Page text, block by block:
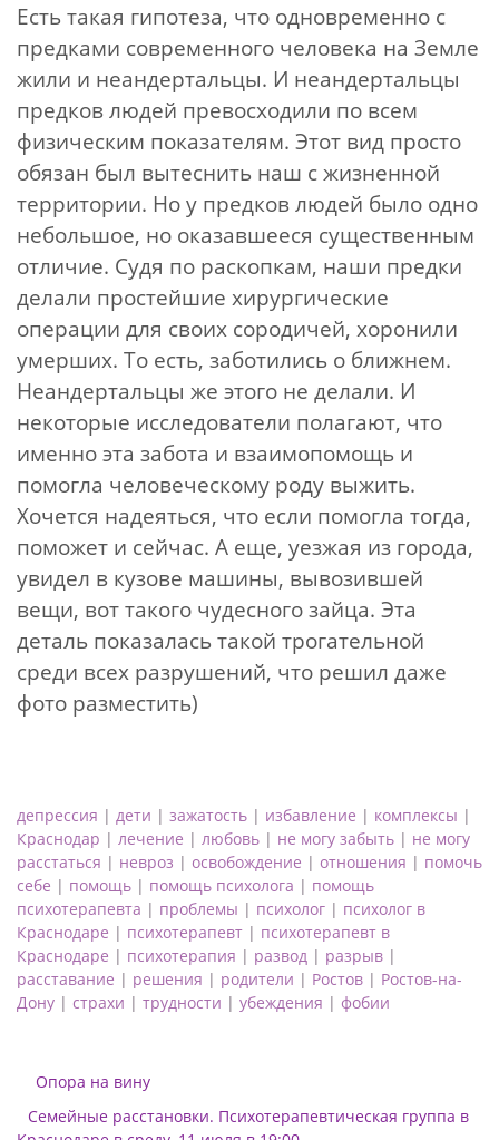
Есть такая гипотеза, что одновременно с
предками современного человека на Земле
жили и неандертальцы. И неандертальцы
предков людей превосходили по всем
физическим показателям. Этот вид просто
обязан был вытеснить наш с жизненной
территории. Но у предков людей было одно
небольшое, но оказавшееся существенным
отличие. Судя по раскопкам, наши предки
делали простейшие хирургические
операции для своих сородичей, хоронили
умерших. То есть, заботились о ближнем.
Неандертальцы же этого не делали. И
некоторые исследователи полагают, что
именно эта забота и взаимопомощь и
помогла человеческому роду выжить.
Хочется надеяться, что если помогла тогда,
поможет и сейчас. А еще, уезжая из города,
увидел в кузове машины, вывозившей
вещи, вот такого чудесного зайца. Эта
деталь показалась такой трогательной
среди всех разрушений, что решил даже
фото разместить)
депрессия | дети | зажатость | избавление | комплексы |
Краснодар | лечение | любовь | не могу забыть | не могу
расстаться | невроз | освобождение | отношения | помочь
себе | помощь | помощь психолога | помощь
психотерапевта | проблемы | психолог | психолог в
Краснодаре | психотерапевт | психотерапевт в
Краснодаре | психотерапия | развод | разрыв |
расставание | решения | родители | Ростов | Ростов-на-
Дону | страхи | трудности | убеждения | фобии
Опора на вину
Семейные расстановки. Психотерапевтическая группа в